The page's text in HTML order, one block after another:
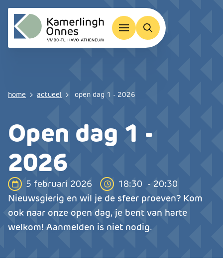
Overslaan en naar de inhoud gaan
Kruimelpad
home actueel open dag 1 - 2026
Open dag 1 -
2026
Datum5 februari 2026 Tijd 18:30 - 20:30
Nieuwsgierig en wil je de sfeer proeven? Kom
ook naar onze open dag, je bent van harte
welkom! Aanmelden is niet nodig.